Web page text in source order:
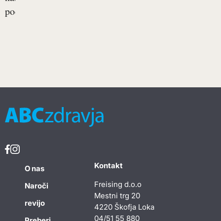
počasi...
O nas
Naroči
revijo
Kontakt
Freising d.o.o
Mestni trg 20
4220 Škofja Loka
04/51 55 880